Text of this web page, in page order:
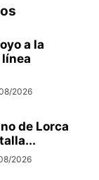
a la
2026
de Lorca
2026